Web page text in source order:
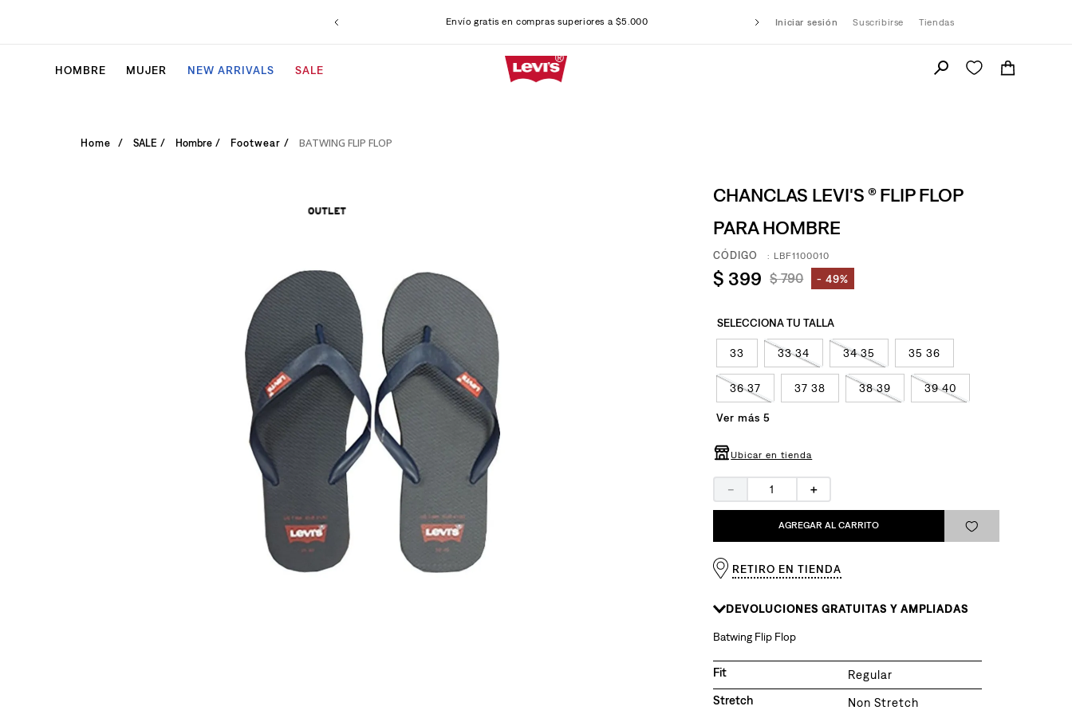
Envío gratis en compras superiores a $5.000 Iniciar sesión Suscribirse Tiendas
HOMBRE MUJER NEW ARRIVALS SALE
SALE Hombre Footwear BATWING FLIP FLOP
CHANCLAS LEVI'S ® FLIP FLOP
PARA HOMBRE
: LBF1100010
$ 399 $ 790 49%
33 33 34 34 35 35 36
36 37 37 38 38 39 39 40
Ver más 5
Ubicar en tienda
＋
－
AGREGAR AL CARRITO
RETIRO EN TIENDA
DEVOLUCIONES GRATUITAS Y AMPLIADAS
Batwing Flip Flop
Fit
Regular
Stretch
Non Stretch